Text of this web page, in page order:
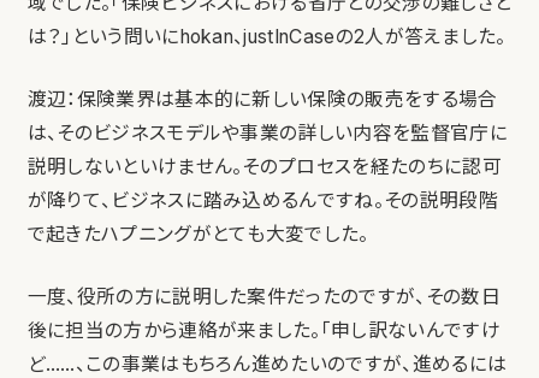
は？」という問いにhokan、justInCaseの2人が答えました。
渡辺：保険業界は基本的に新しい保険の販売をする場合
は、そのビジネスモデルや事業の詳しい内容を監督官庁に
説明しないといけません。そのプロセスを経たのちに認可
が降りて、ビジネスに踏み込めるんですね。その説明段階
で起きたハプニングがとても大変でした。
一度、役所の方に説明した案件だったのですが、その数日
後に担当の方から連絡が来ました。「申し訳ないんですけ
ど……、この事業はもちろん進めたいのですが、進めるには